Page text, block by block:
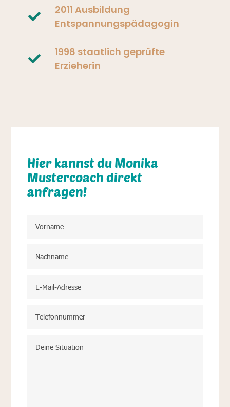
2011 Ausbildung
Entspannungspädagogin
1998 staatlich geprüfte
Erzieherin
Hier kannst du Monika
Mustercoach direkt
anfragen!